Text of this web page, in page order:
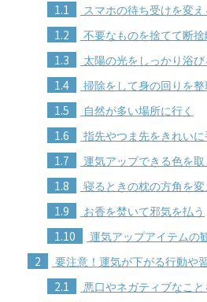
1.1 スマホの待ち受けを変え
1.2 不要なものを捨てて断捨
1.3 太陽の光をしっかり浴び
1.4 掃除をして身の回りを整
1.5 自然が多い場所に行く
1.6 指先やつま先をきれいに
1.7 運気アップできる色を取
1.8 寝るときの枕の方角を変
1.9 お香を焚いて邪気を払う
1.10 運気アップアイテムの
2 要注意！運気が下がる行動や
2.1 悪口やネガティブなこと